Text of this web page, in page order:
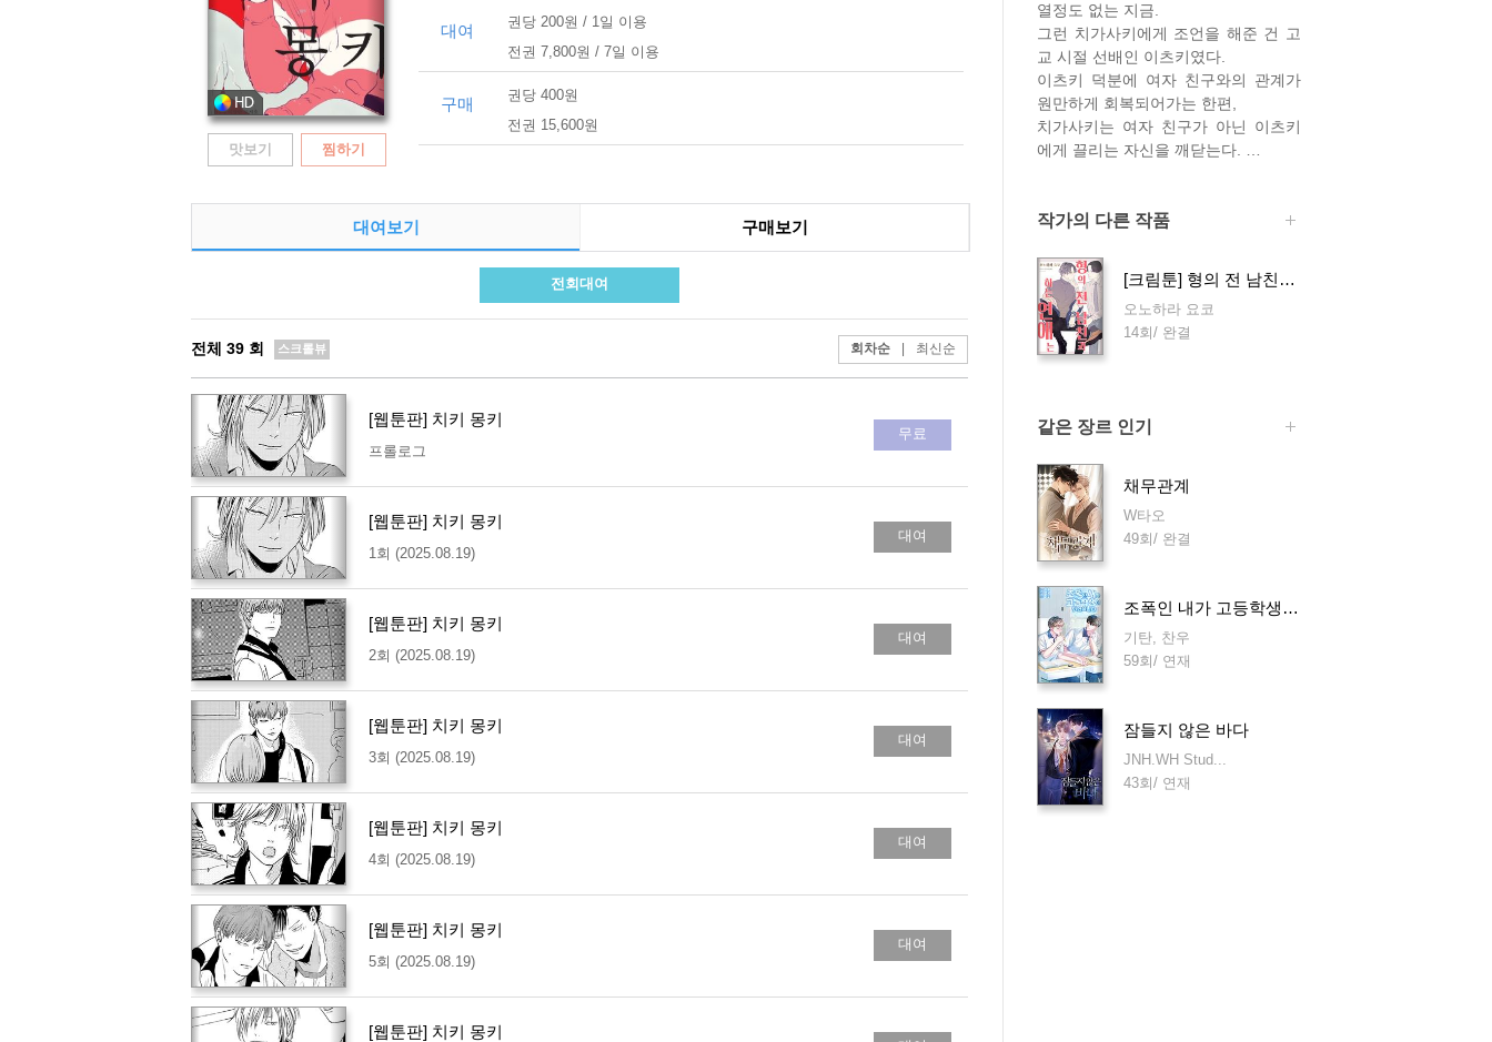
대여
권당 200원 / 1일 이용
전권 7,800원 / 7일 이용
구매
권당 400원
전권 15,600원
맛보기
찜하기
대여보기 구매보기
전회대여
전체 39 회 스크롤뷰 회차순 최신순
[웹툰판] 치키 몽키
프롤로그
무료
[웹툰판] 치키 몽키
1회 (2025.08.19)
대여
[웹툰판] 치키 몽키
2회 (2025.08.19)
대여
[웹툰판] 치키 몽키
3회 (2025.08.19)
대여
[웹툰판] 치키 몽키
4회 (2025.08.19)
대여
[웹툰판] 치키 몽키
5회 (2025.08.19)
대여
[웹툰판] 치키 몽키
열정도 없는 지금.
그런 치가사키에게 조언을 해준 건 고
교 시절 선배인 이츠키였다.
이츠키 덕분에 여자 친구와의 관계가
원만하게 회복되어가는 한편,
치가사키는 여자 친구가 아닌 이츠키
에게 끌리는 자신을 깨닫는다.
중에도 그 남자를 떠올리게 되는데―.
[BABY COMICS]
CHEEKY MONKEY
©Yoko Onohara 2018
All rights reserved
First published in Japan in 2018 by F
Korean version published by NEXCU
Under license from FUSION PRODU
CT Publishers Ltd.
작가의 다른 작품
[크림툰] 형의 전 남친과 하는 연애는
오노하라 요코
14회/ 완결
같은 장르 인기
채무관계
W타오
49회/ 완결
조폭인 내가 고등학생이 되었습니다
기탄, 찬우
59회/ 연재
잠들지 않은 바다
JNH.WH Stud...
43회/ 연재